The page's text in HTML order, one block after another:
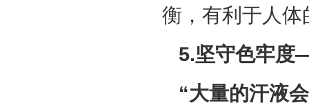
衡，有利于人体
5.坚守色牢
“大量的汗液